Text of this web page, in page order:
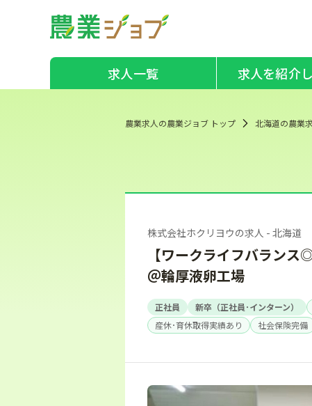
求人一覧 求人を紹介
農業求人の農業ジョブ トップ 北海道の農業
株式会社ホクリヨウの求人 - 北海道
【ワークライフバラン
＠輪厚液卵工場
正社員 新卒（正社員･インターン）
産休･育休取得実績あり
社会保険完備